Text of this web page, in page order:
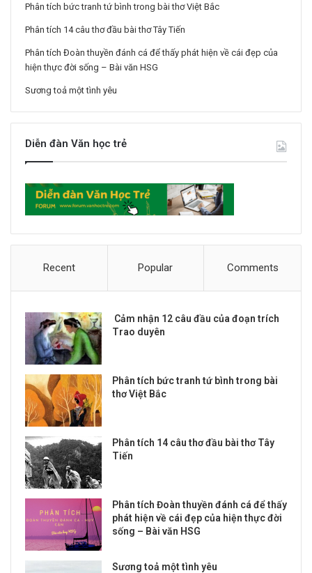
Phân tích bức tranh tứ bình trong bài thơ Việt Bắc
Phân tích 14 câu thơ đầu bài thơ Tây Tiến
Phân tích Đoàn thuyền đánh cá để thấy phát hiện về cái đẹp của
hiện thực đời sống – Bài văn HSG
Sương toả một tình yêu
Diễn đàn Văn học trẻ
Recent Popular Comments
Cảm nhận 12 câu đầu của đoạn trích
Trao duyên
Phân tích bức tranh tứ bình trong bài
thơ Việt Bắc
Phân tích 14 câu thơ đầu bài thơ Tây
Tiến
Phân tích Đoàn thuyền đánh cá để thấy
phát hiện về cái đẹp của hiện thực đời
sống – Bài văn HSG
Sương toả một tình yêu